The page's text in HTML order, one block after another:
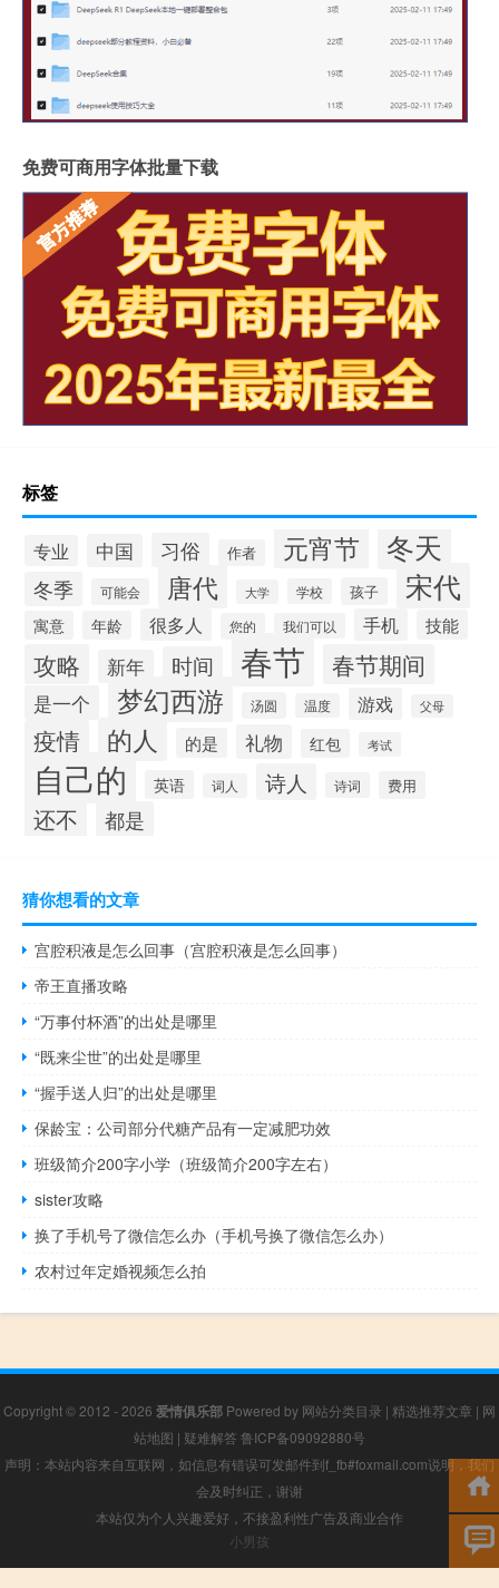
免费可商用字体批量下载
标签
专业 中国 习俗 作者 元宵节 冬天
冬季 可能会 唐代 大学 学校 孩子 宋代
寓意 年龄 很多人 您的 我们可以 手机 技能
攻略 新年 时间 春节 春节期间
是一个 梦幻西游 汤圆 温度 游戏 父母
疫情 的人 的是 礼物 红包 考试
自己的 英语 词人 诗人 诗词 费用
还不 都是
猜你想看的文章
宫腔积液是怎么回事（宫腔积液是怎么回事）
帝王直播攻略
“万事付杯酒”的出处是哪里
“既来尘世”的出处是哪里
“握手送人归”的出处是哪里
保龄宝：公司部分代糖产品有一定减肥功效
班级简介200字小学（班级简介200字左右）
sister攻略
换了手机号了微信怎么办（手机号换了微信怎么办）
农村过年定婚视频怎么拍
Copyright © 2012 - 2026 爱情俱乐部 Powered by 网站分类目录 | 精选推荐文章 | 网
站地图 | 疑难解答 鲁ICP备09092880号
声明：本站内容来自互联网，如信息有错误可发邮件到f_fb#foxmail.com说明，我们
会及时纠正，谢谢
本站仅为个人兴趣爱好，不接盈利性广告及商业合作
小男孩